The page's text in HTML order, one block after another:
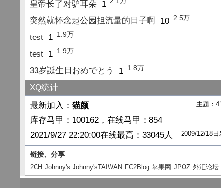
皇帝长了对驴耳朵 1
突然就怀念起公园担流量的日子啊 10 2.5万
test 1 1.9万
test 1 1.9万
33岁誕生日おめでとう 1 1.8万
XQ统计
主题：
最新加入： 猫颜
库存马甲：100162，在线马甲：854
2009/12/18
2021/9/27 22:20:00在线最高：33045人
链接、分享
2CH Johnny's Johnny'sTAIWAN FC2Blog 苹果网 JPOZ 外汇论坛